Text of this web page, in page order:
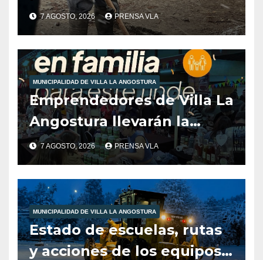
municipales ante las
condiciones climáticas.
7 AGOSTO, 2026 PRENSA VLA
MUNICIPALIDAD DE VILLA LA ANGOSTURA
Emprendedores de Villa La
Angostura llevarán la
producción local a Tienda
de Sabores.
7 AGOSTO, 2026 PRENSA VLA
MUNICIPALIDAD DE VILLA LA ANGOSTURA
Estado de escuelas, rutas
y acciones de los equipos